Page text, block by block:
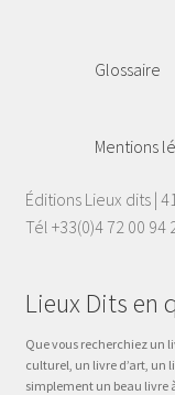
Glossaire
Mentions
Éditions Lieux dits |
Tél +33(0)4 72 00 94
Lieux Dits en
Que vous recherchiez un
culturel, un livre d’art, un
simplement un beau livre